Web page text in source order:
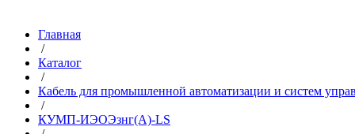
Главная
/
Каталог
/
Кабель для промышленной автоматизации и систем
/
КУМП-ИЭОЭзнг(A)-LS